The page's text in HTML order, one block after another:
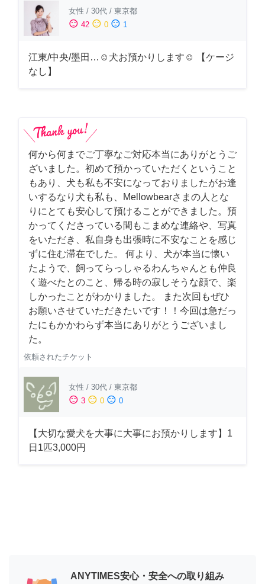
女性 / 30代 / 東京都
sentiment_satisfied 42 sentiment_neutral 0 sentiment_dissatisfied 1
江東/中央/墨田…☺︎犬お預かりします☺︎ 【ケージ
なし】
何から何までご丁寧なご対応本当にありがとうご
ざいました。初めて預かっていただくということ
もあり、犬も私も不安になっておりましたがお逢
いするなり犬も私も、Mellowbearさまの人とな
りにとても安心して預けることができました。預
かってくださっている間もこまめな連絡や、写真
をいただき、私自身も出張時に不安なことを感じ
ずに住む滞在でした。 何より、犬が本当に懐い
たようで、飼ってらっしゃるわんちゃんとも仲良
く遊べたとのこと、帰る時の寂しそうな顔で、楽
しかったことがわかりました。 また次回もぜひ
お願いさせていただきたいです！！今回は急だっ
たにもかかわらず本当にありがとうございまし
た。
依頼されたチケット
女性 / 30代 / 東京都
sentiment_satisfied 3 sentiment_neutral 0 sentiment_dissatisfied 0
【大切な愛犬を大事に大事にお預かりします】1
日1匹3,000円
ANYTIMES安心・安全への取り組み